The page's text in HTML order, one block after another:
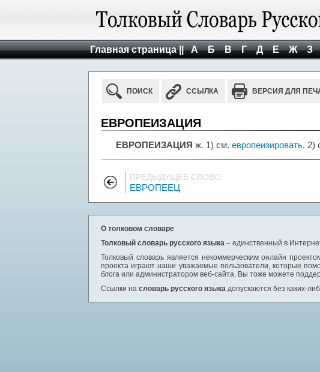
Главная страница || А Б В Г Д Е Ж З
ПОИСК ССЫЛКА ВЕРСИЯ ДЛЯ
ЕВРОПЕИЗАЦИЯ
ЕВРОПЕИЗАЦИЯ ж. 1) см. европеизировать. 2)
ПРЕДЫДУЩЕЕ СЛОВО
ЕВРОПЕЕЦ
О толковом словаре
Толковый словарь русского языка – единственный в
Толковый словарь является некоммерческим онлайн
проекта играют наши уважаемые пользователи, которые
блога или администратором веб-сайта, Вы тоже можете
Ссылки на словарь русского языка допускаются без каких-